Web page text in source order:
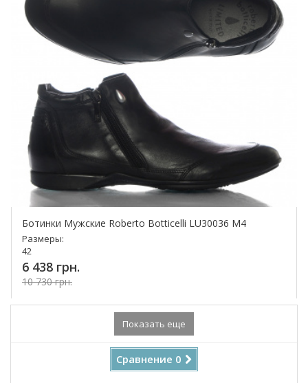
Ботинки Мужские Roberto Botticelli LU30036 M4
Размеры:
42
6 438 грн.
10 730 грн.
Купить!
Сравнение 0
Показать еще